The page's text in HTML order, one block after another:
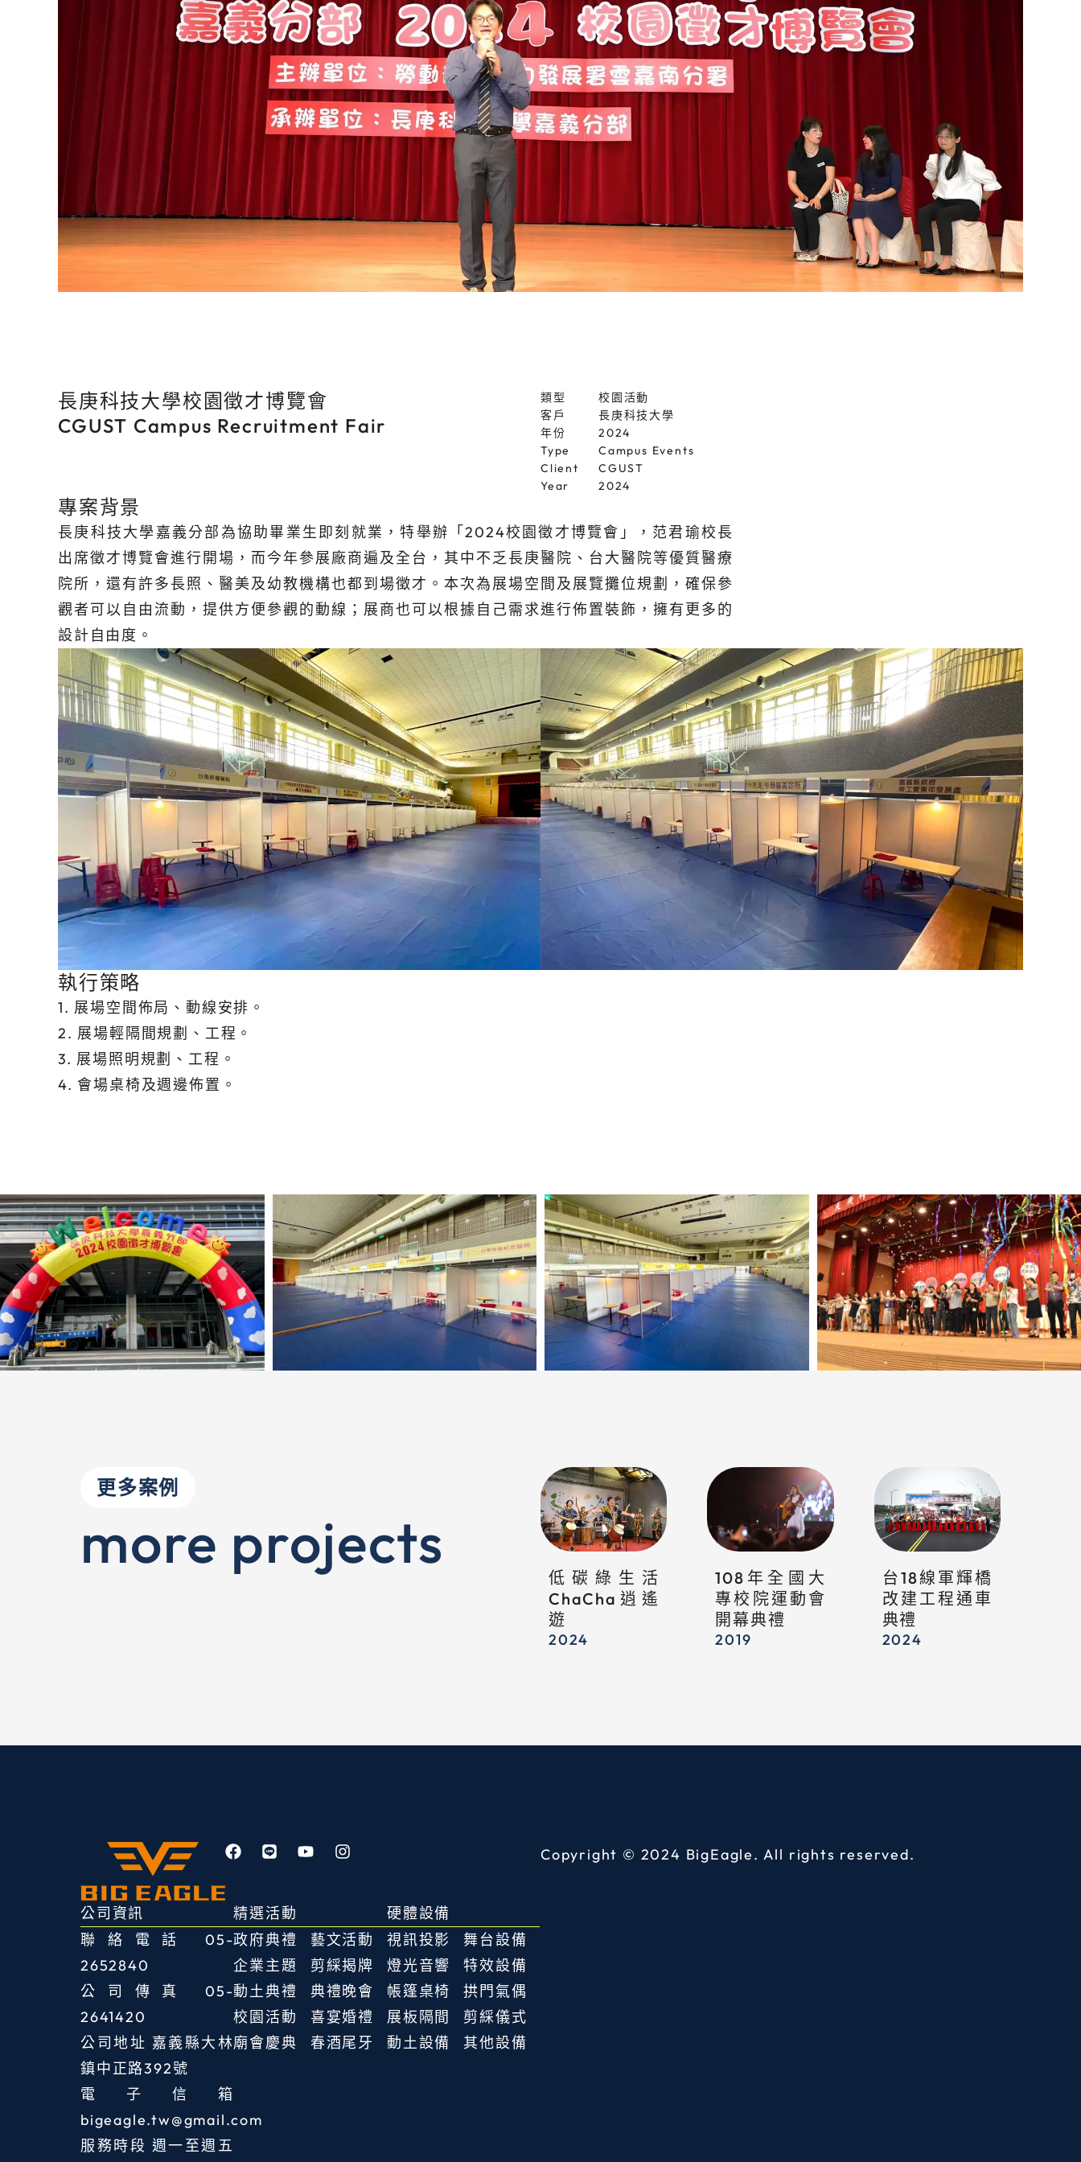
長庚科技大學校園徵才博覽會
CGUST Campus Recruitment Fair
類型
校園活動
客戶
長庚科技大學
年份
2024
Type
Campus Events
Client
CGUST
Year
2024
專案背景
長庚科技大學嘉義分部為協助畢業生即刻就業，特舉辦「2024校園徵才博覽會」，范君瑜校長
出席徵才博覽會進行開場，而今年參展廠商遍及全台，其中不乏長庚醫院、台大醫院等優質醫療
院所，還有許多長照、醫美及幼教機構也都到場徵才。本次為展場空間及展覽攤位規劃，確保參
觀者可以自由流動，提供方便參觀的動線；展商也可以根據自己需求進行佈置裝飾，擁有更多的
設計自由度。
執行策略
1. 展場空間佈局、動線安排。
2. 展場輕隔間規劃、工程。
3. 展場照明規劃、工程。
4. 會場桌椅及週邊佈置。
更多案例
more projects
低碳綠生活
ChaCha逍遙
遊
2024
108年全國大
專校院運動會
開幕典禮
2019
台18線軍輝橋
改建工程通車
典禮
2024
F
a
b
o
o
k
L
i
Y
b
e
I
n
g
r
a
m
公司資訊
聯絡電話05-
2652840
公司傳真05-
2641420
公司地址 嘉義縣大林
鎮中正路392號
電子信箱
bigeagle.tw@gmail.com
服務時段 週一至週五
精選活動
政府典禮
藝文活動
企業主題
剪綵揭牌
動土典禮
典禮晚會
校園活動
喜宴婚禮
廟會慶典
春酒尾牙
硬體設備
視訊投影
舞台設備
燈光音響
特效設備
帳篷桌椅
拱門氣偶
展板隔間
剪綵儀式
動土設備
其他設備
Copyright © 2024 BigEagle. All rights reserved.